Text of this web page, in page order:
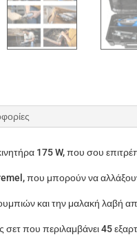
175 W, που σου
που μπορούν να
και την μαλακή λαβή
σετ που περιλαμβάνει 45